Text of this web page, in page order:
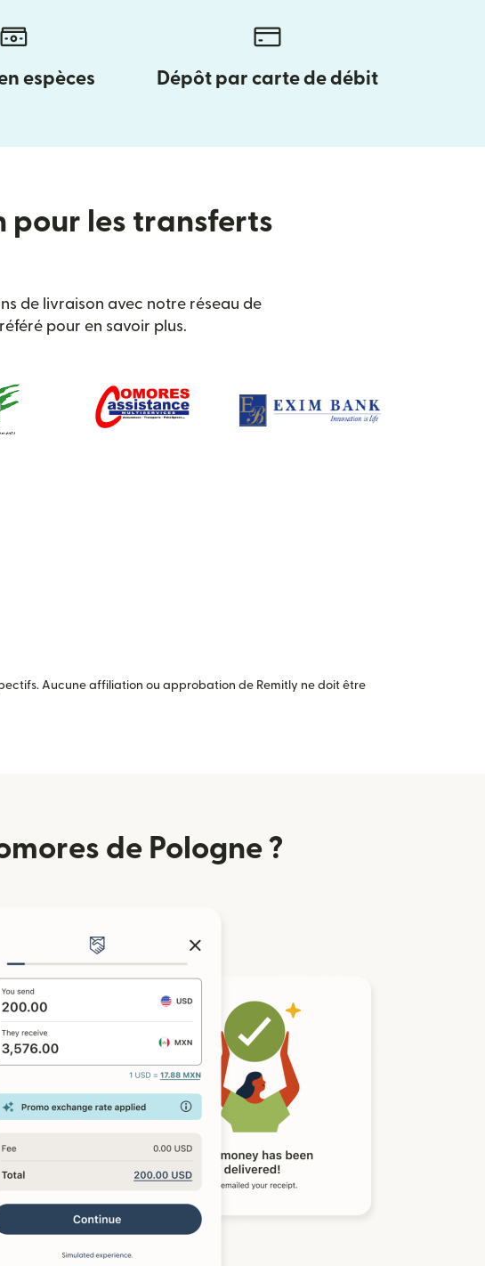
espèces Dépôt par carte de débit
pour les transferts
de livraison avec notre réseau de
pour en savoir plus.
Aucune affiliation ou approbation de Remitly ne doit être
de Pologne ?